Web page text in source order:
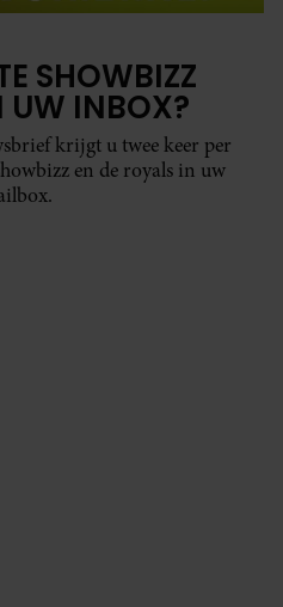
SHOWBIZZ
UW INBOX?
krijgt u twee keer per
en de royals in uw